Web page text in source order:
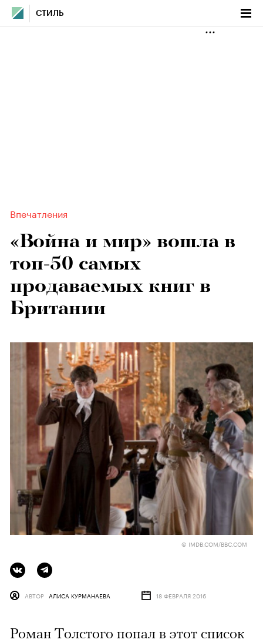
СТИЛЬ
Впечатления
«Война и мир» вошла в
топ-50 самых
продаваемых книг в
Британии
© IMDB.COM/BBC.COM
АВТОР АЛИСА КУРМАНАЕВА 18 ФЕВРАЛЯ 2016
Роман Толстого попал в этот список